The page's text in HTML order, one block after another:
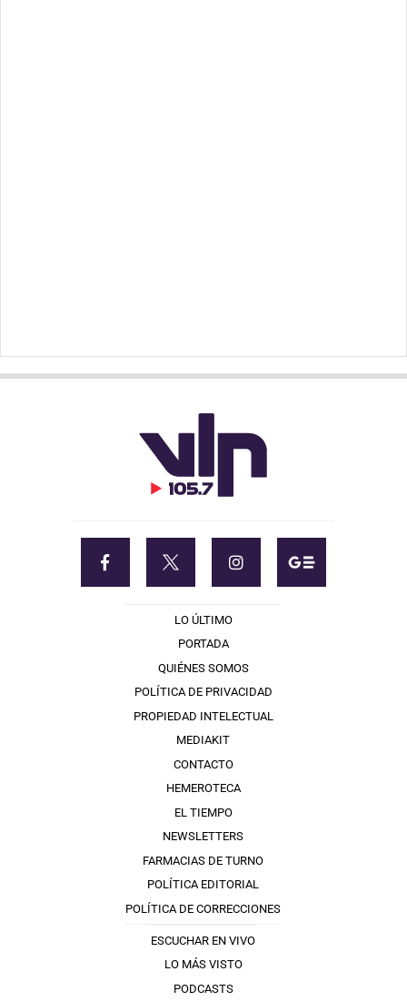
LO ÚLTIMO
PORTADA
QUIÉNES SOMOS
POLÍTICA DE PRIVACIDAD
PROPIEDAD INTELECTUAL
MEDIAKIT
CONTACTO
HEMEROTECA
EL TIEMPO
NEWSLETTERS
FARMACIAS DE TURNO
POLÍTICA EDITORIAL
POLÍTICA DE CORRECCIONES
ESCUCHAR EN VIVO
LO MÁS VISTO
PODCASTS